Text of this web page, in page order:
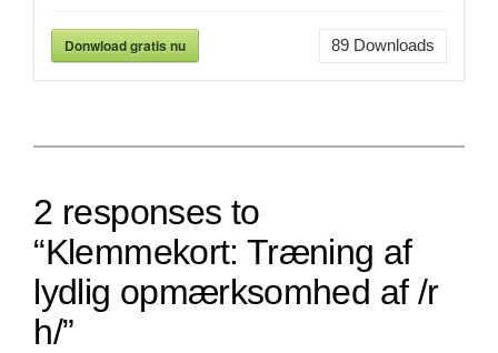
Donwload gratis nu 89Downloads
2 responses to
“Klemmekort: Træning af
lydlig opmærksomhed af /r
h/”